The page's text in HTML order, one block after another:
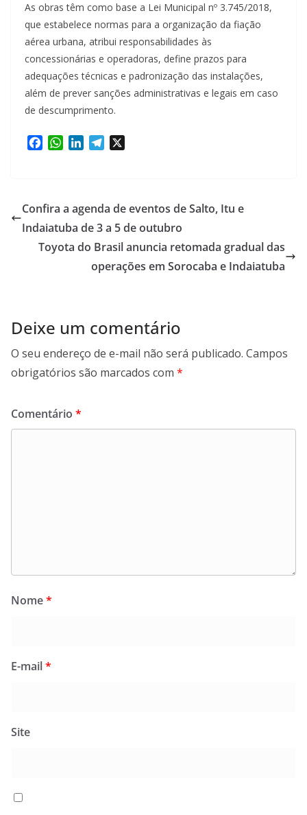
As obras têm como base a Lei Municipal nº 3.745/2018,
que estabelece normas para a organização da fiação
aérea urbana, atribui responsabilidades às
concessionárias e operadoras, define prazos para
adequações técnicas e padronização das instalações,
além de prever sanções administrativas e legais em caso
de descumprimento.
b
o
o
k
W
s
A
p
p
e
d
I
n
g
r
a
m
Confira a agenda de eventos de Salto, Itu e
Indaiatuba de 3 a 5 de outubro
Toyota do Brasil anuncia retomada gradual das
operações em Sorocaba e Indaiatuba
Deixe um comentário
O seu endereço de e-mail não será publicado. Campos
obrigatórios são marcados com *
Comentário *
Nome*
E-mail*
Site